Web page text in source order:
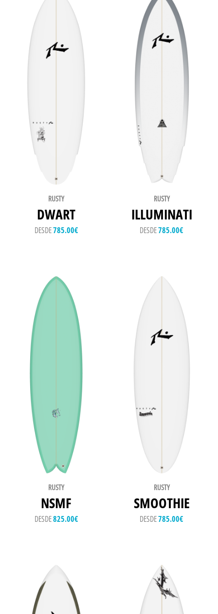
RUSTY
DWART
DESDE785.00€
RUSTY
ILLUMINATI
DESDE785.00€
RUSTY
NSMF
DESDE825.00€
RUSTY
SMOOTHIE
DESDE785.00€